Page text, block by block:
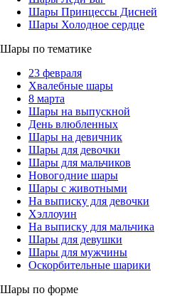
Шары Принцессы Дисней
Шары Холодное сердце
Шары по тематике
23 февраля
Хвалебные шары
8 марта
Шары на выпускной
День влюбленных
Шары на девичник
Шары для девочки
Шары для мальчиков
Новогодние шары
Шары с животными
На выписку для девочки
Хэллоуин
На выписку для мальчика
Шары для девушки
Шары для мужчины
Оскорбительные шарики
Шары по форме